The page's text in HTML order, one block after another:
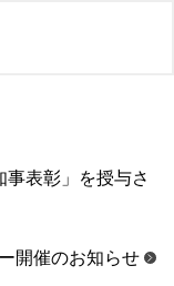
表彰」を授与さ
開催のお知らせ